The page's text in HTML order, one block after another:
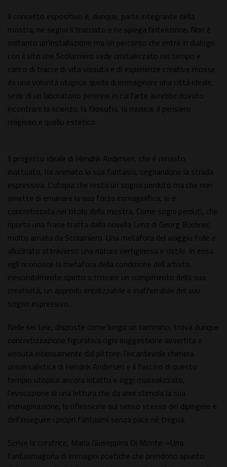
Il concetto espositivo è, dunque, parte integrante della
mostra, ne segna il tracciato e ne spiega l'intenzione. Non è
soltanto un'installazione ma un percorso che entra in dialogo
con il sito che Scolamiero vede cristallizzato nel tempo e
carico di tracce di vita vissuta e di esperienze creative mosse
da una volontà utopica: quella di immaginare una città ideale,
sede di un laboratorio perenne in cui l'arte avrebbe dovuto
incontrare la scienza, la filosofia, la musica, il pensiero
religioso e quello estetico.
Il progetto ideale di Hendrik Andersen, che è rimasto
inattuato, ha animato la sua fantasia, segnandone la strada
espressiva. L'utopia che resta un sogno perduto ma che non
smette di emanare la sua forza immaginifica, si è
concretizzata nel titolo della mostra, Come sogni perduti, che
riporta una frase tratta dalla novella Lenz di Georg Büchner,
molto amata da Scolamiero. Una metafora del viaggio folle e
allucinato attraverso una natura vertiginosa e ostile. In essa
egli riconosce la metafora della condizione dell'artista,
inesorabilmente spinto a trovare un compimento della sua
creatività, un approdo irrealizzabile e inafferrabile del suo
sogno espressivo.
Nelle sei tele, disposte come lungo un cammino, trova dunque
concretizzazione figurativa ogni suggestione avvertita e
vissuta intensamente dal pittore: l'incantevole chimera
universalistica di Hendrik Andersen e il fascino di questo
tempio utopico ancora intatto e oggi musealizzato,
l'evocazione di una lettura che da anni stimola la sua
immaginazione, la riflessione sul senso stesso del dipingere e
dell'inseguire i propri fantasmi senza pace né tregua.
Scrive la curatrice, Maria Giuseppina Di Monte: «Una
fantasmagoria di immagini poetiche che prendono spunto